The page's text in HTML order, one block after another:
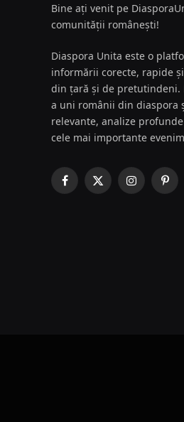
Bine ați venit pe
comunității românești!
Diaspora Unita este o
informării corecte, rapide
din țară și de pretutindeni.
a uni românii din diaspora
relevante, analize
cele mai importante
Facebook
X
Instagram